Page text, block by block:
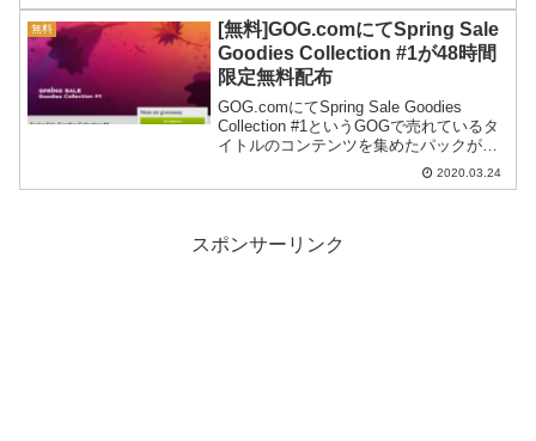
無料
[無料]GOG.comにてSpring Sale
Goodies Collection #1が48時間
限定無料配布
GOG.comにてSpring Sale Goodies
Collection #1というGOGで売れているタ
イトルのコンテンツを集めたパックが期
間限定で無料配布中。受け取り方を紹介
2020.03.24
スポンサーリンク